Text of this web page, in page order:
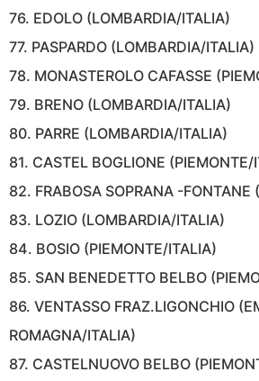
76. EDOLO (LOMBARDIA/ITALIA)
77. PASPARDO (LOMBARDIA/ITALIA)
78. MONASTEROLO CAFASSE
79. BRENO (LOMBARDIA/ITALIA)
80. PARRE (LOMBARDIA/ITALIA)
81. CASTEL BOGLIONE (PIEMONTE/
82. FRABOSA SOPRANA -FONTANE
83. LOZIO (LOMBARDIA/ITALIA)
84. BOSIO (PIEMONTE/ITALIA)
85. SAN BENEDETTO BELBO
86. VENTASSO FRAZ.LIGONCHIO
ROMAGNA/ITALIA)
87. CASTELNUOVO BELBO